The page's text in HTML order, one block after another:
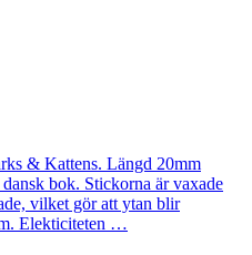
& Kattens. Längd 20mm
bok. Stickorna är vaxade
vilket gör att ytan blir
Elekticiteten …